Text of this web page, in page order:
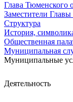
Глава Тюменского
Заместители Главы
Структура
История,
Общественная
Муниципальная
Муниципальные
Деятельность